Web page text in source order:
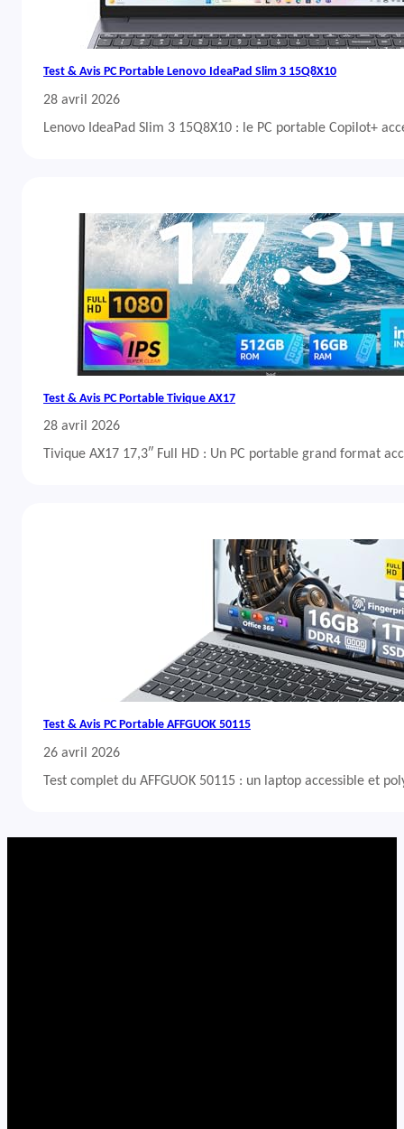
Test & Avis PC Portable Lenovo IdeaPad Slim 3 15Q8X10
28 avril 2026
Lenovo IdeaPad Slim 3 15Q8X10 : le PC portable Copilot+
Test & Avis PC Portable Tivique AX17
28 avril 2026
Tivique AX17 17,3″ Full HD : Un PC portable grand format
Test & Avis PC Portable AFFGUOK 50115
26 avril 2026
Test complet du AFFGUOK 50115 : un laptop accessible